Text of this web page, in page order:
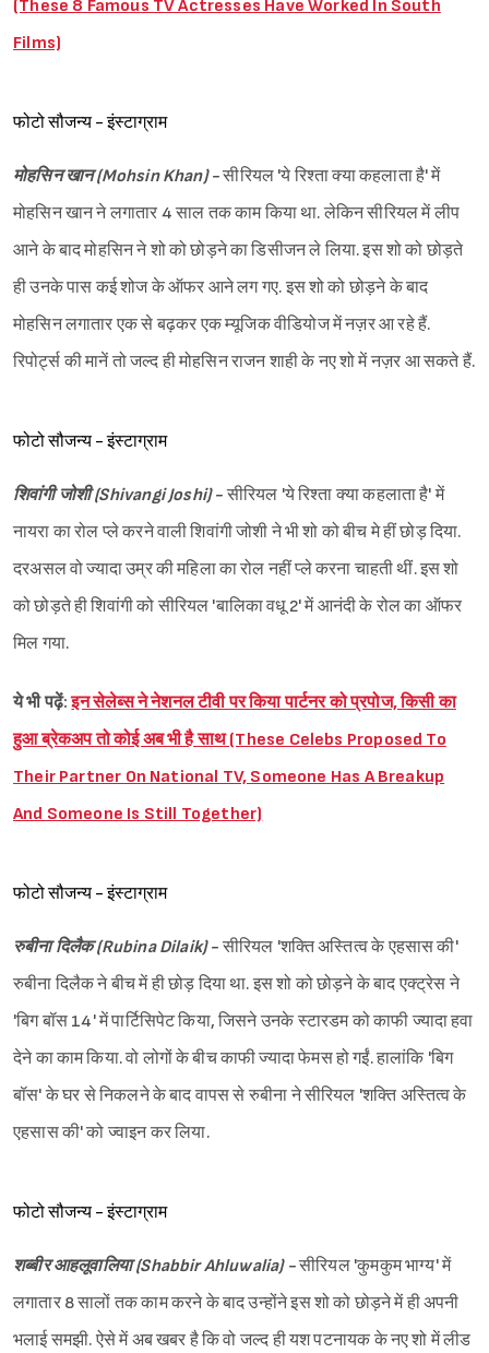
(These 8 Famous TV Actresses Have Worked In South
Films)
फोटो सौजन्य - इंस्टाग्राम
मोहसिन खान (Mohsin Khan) -सीरियल 'ये रिश्ता क्या कहलाता है' में
मोहसिन खान ने लगातार 4 साल तक काम किया था. लेकिन सीरियल में लीप
आने के बाद मोहसिन ने शो को छोड़ने का डिसीजन ले लिया. इस शो को छोड़ते
ही उनके पास कई शोज के ऑफर आने लग गए. इस शो को छोड़ने के बाद
मोहसिन लगातार एक से बढ़कर एक म्यूजिक वीडियोज में नज़र आ रहे हैं.
रिपोर्ट्स की मानें तो जल्द ही मोहसिन राजन शाही के नए शो में नज़र आ सकते हैं.
फोटो सौजन्य - इंस्टाग्राम
शिवांगी जोशी (Shivangi Joshi) - सीरियल 'ये रिश्ता क्या कहलाता है' में
नायरा का रोल प्ले करने वाली शिवांगी जोशी ने भी शो को बीच मे हीं छोड़ दिया.
दरअसल वो ज्यादा उम्र की महिला का रोल नहीं प्ले करना चाहती थीं. इस शो
को छोड़ते ही शिवांगी को सीरियल 'बालिका वधू 2' में आनंदी के रोल का ऑफर
मिल गया.
ये भी पढ़ें: इन सेलेब्स ने नेशनल टीवी पर किया पार्टनर को प्रपोज, किसी का
हुआ ब्रेकअप तो कोई अब भी है साथ (These Celebs Proposed To
Their Partner On National TV, Someone Has A Breakup
And Someone Is Still Together)
फोटो सौजन्य - इंस्टाग्राम
रुबीना दिलैक (Rubina Dilaik) - सीरियल 'शक्ति अस्तित्व के एहसास की'
रुबीना दिलैक ने बीच में ही छोड़ दिया था. इस शो को छोड़ने के बाद एक्ट्रेस ने
'बिग बॉस 14' में पार्टिसिपेट किया, जिसने उनके स्टारडम को काफी ज्यादा हवा
देने का काम किया. वो लोगों के बीच काफी ज्यादा फेमस हो गईं. हालांकि 'बिग
बॉस' के घर से निकलने के बाद वापस से रुबीना ने सीरियल 'शक्ति अस्तित्व के
एहसास की' को ज्वाइन कर लिया.
फोटो सौजन्य - इंस्टाग्राम
शब्बीर आहलूवालिया (Shabbir Ahluwalia) -सीरियल 'कुमकुम भाग्य' में
लगातार 8 सालों तक काम करने के बाद उन्होंने इस शो को छोड़ने में ही अपनी
भलाई समझी. ऐसे में अब खबर है कि वो जल्द ही यश पटनायक के नए शो में लीड